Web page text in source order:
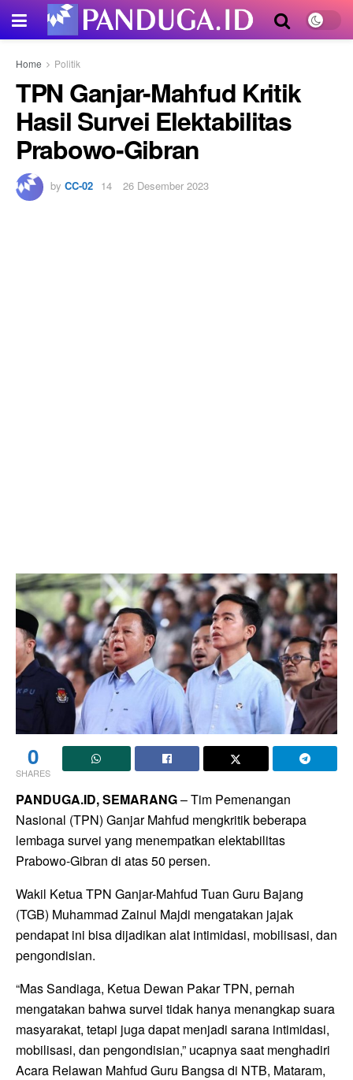
Home Politik
TPN Ganjar-Mahfud Kritik
Hasil Survei Elektabilitas
Prabowo-Gibran
by CC-02 26 Desember 2023
0
SHARES
PANDUGA.ID, SEMARANG– Tim Pemenangan
Nasional (TPN) Ganjar Mahfud mengkritik beberapa
lembaga survei yang menempatkan elektabilitas
Prabowo-Gibran di atas 50 persen.
Wakil Ketua TPN Ganjar-Mahfud Tuan Guru Bajang
(TGB) Muhammad Zainul Majdi mengatakan jajak
pendapat ini bisa dijadikan alat intimidasi, mobilisasi, dan
pengondisian.
“Mas Sandiaga, Ketua Dewan Pakar TPN, pernah
mengatakan bahwa survei tidak hanya menangkap suara
masyarakat, tetapi juga dapat menjadi sarana intimidasi,
mobilisasi, dan pengondisian,” ucapnya saat menghadiri
Acara Relawan Mahfud Guru Bangsa di NTB, Mataram,